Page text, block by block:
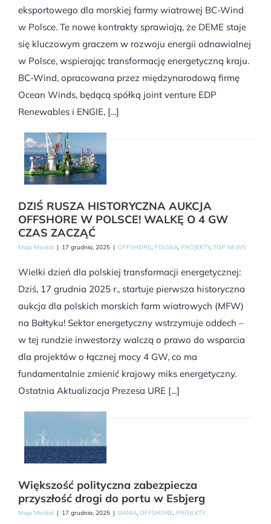
eksportowego dla morskiej farmy wiatrowej BC-Wind
w Polsce. Te nowe kontrakty sprawiają, że DEME staje
się kluczowym graczem w rozwoju energii odnawialnej
w Polsce, wspierając transformację energetyczną kraju.
BC-Wind, opracowana przez międzynarodową firmę
Ocean Winds, będącą spółką joint venture EDP
Renewables i ENGIE, [...]
DZIŚ RUSZA HISTORYCZNA AUKCJA
OFFSHORE W POLSCE! WALKĘ O 4 GW
CZAS ZACZĄĆ
Maja Moskal | 17 grudnia, 2025 | OFFSHORE, POLSKA, PROJEKTY, TOP NEWS
Wielki dzień dla polskiej transformacji energetycznej:
Dziś, 17 grudnia 2025 r., startuje pierwsza historyczna
aukcja dla polskich morskich farm wiatrowych (MFW)
na Bałtyku! Sektor energetyczny wstrzymuje oddech –
w tej rundzie inwestorzy walczą o prawo do wsparcia
dla projektów o łącznej mocy 4 GW, co ma
fundamentalnie zmienić krajowy miks energetyczny.
Ostatnia Aktualizacja Prezesa URE [...]
Większość polityczna zabezpiecza
przyszłość drogi do portu w Esbjerg
Maja Moskal | 17 grudnia, 2025 | DANIA, OFFSHORE, PROJEKTY